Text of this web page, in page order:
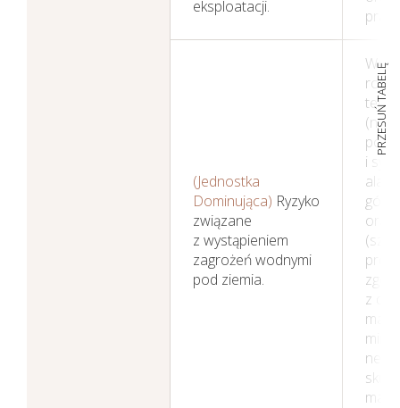
PRZESUŃ TABELĘ
eksploatacji.
(Jednostka
Dominująca) Ryzyko
związane
z wystąpieniem
zagrożeń wodnymi
pod ziemia.
(np.
i
oraz
z